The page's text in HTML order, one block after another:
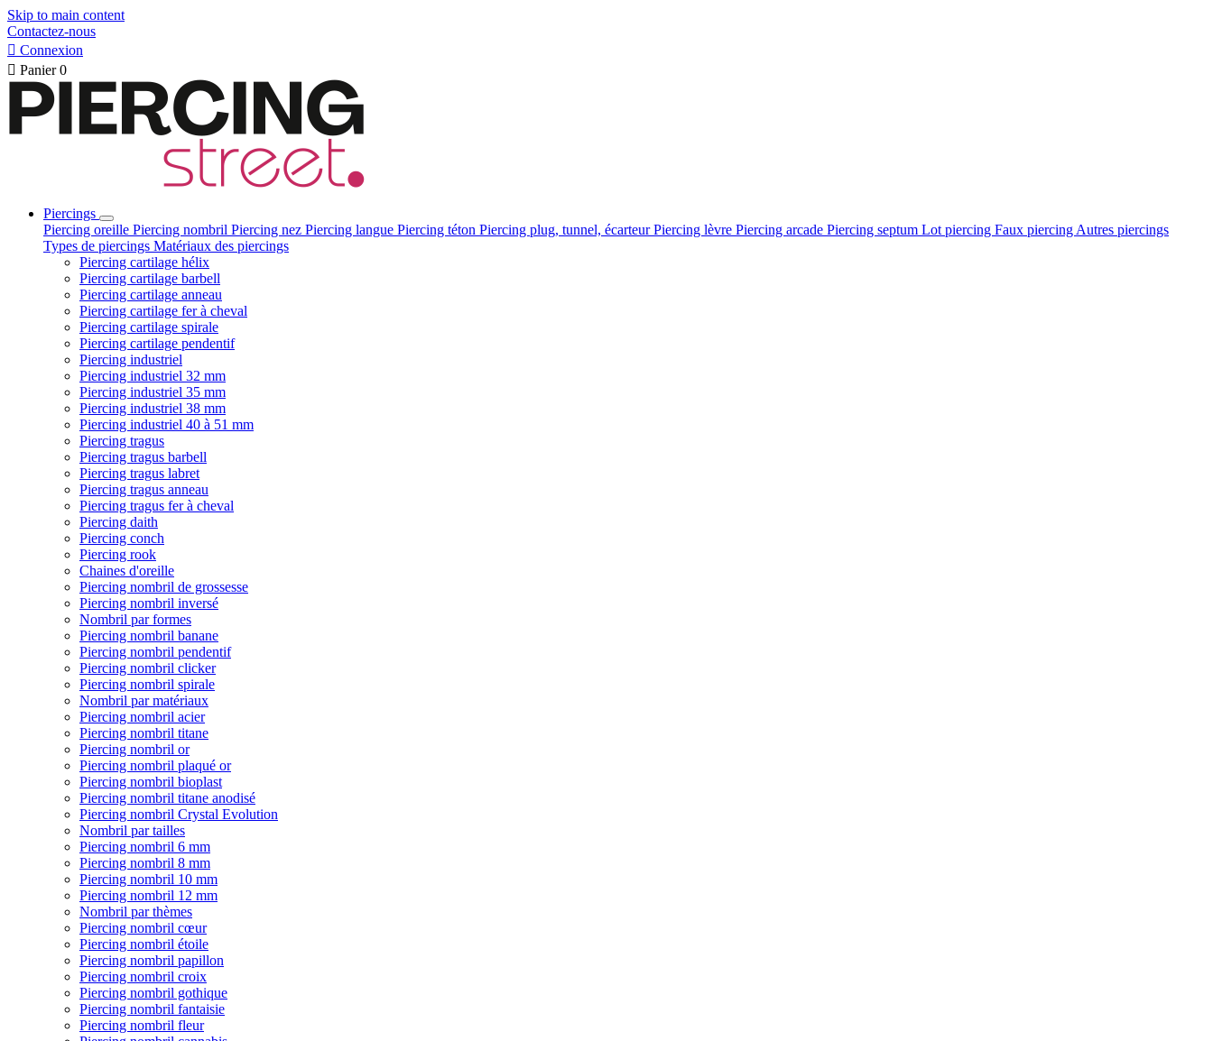
Skip to main content
Contactez-nous
 Connexion
 Panier 0
Piercings
Piercing oreille Piercing nombril Piercing nez Piercing langue Piercing téton Piercing plug, tunnel, écarteurPiercing lèvre Piercing arcade Piercing septum Lot piercing Faux piercing Autres piercings
Types de piercings Matériaux des piercings
Piercing cartilage hélix
Piercing cartilage barbell
Piercing cartilage anneau
Piercing cartilage fer à cheval
Piercing cartilage spirale
Piercing cartilage pendentif
Piercing industriel
Piercing industriel 32 mm
Piercing industriel 35 mm
Piercing industriel 38 mm
Piercing industriel 40 à 51 mm
Piercing tragus
Piercing tragus barbell
Piercing tragus labret
Piercing tragus anneau
Piercing tragus fer à cheval
Piercing daith
Piercing conch
Piercing rook
Chaines d'oreille
Piercing nombril de grossesse
Piercing nombril inversé
Nombril par formes
Piercing nombril banane
Piercing nombril pendentif
Piercing nombril clicker
Piercing nombril spirale
Nombril par matériaux
Piercing nombril acier
Piercing nombril titane
Piercing nombril or
Piercing nombril plaqué or
Piercing nombril bioplast
Piercing nombril titane anodisé
Piercing nombril Crystal Evolution
Nombril par tailles
Piercing nombril 6 mm
Piercing nombril 8 mm
Piercing nombril 10 mm
Piercing nombril 12 mm
Nombril par thèmes
Piercing nombril cœur
Piercing nombril étoile
Piercing nombril papillon
Piercing nombril croix
Piercing nombril gothique
Piercing nombril fantaisie
Piercing nombril fleur